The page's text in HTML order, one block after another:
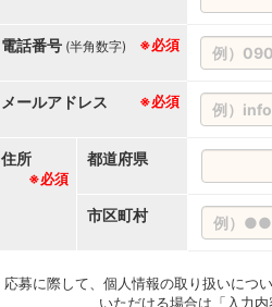
電話番号 ※必須
(半角数字)
メールアドレス ※必須
住所
※必須
都道府県
市区町村
応募に際して、個人情報の取り扱いにつ
いただける場合は「入力